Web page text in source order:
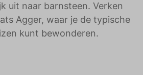
uit naar barnsteen. Verken
Agger, waar je de typische
kunt bewonderen.